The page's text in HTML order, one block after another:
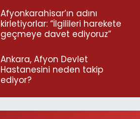
Afyonkarahisar’ın adını
kirletiyorlar: “İlgilileri harekete
geçmeye davet ediyoruz”
Ankara, Afyon Devlet
Hastanesini neden takip
ediyor?